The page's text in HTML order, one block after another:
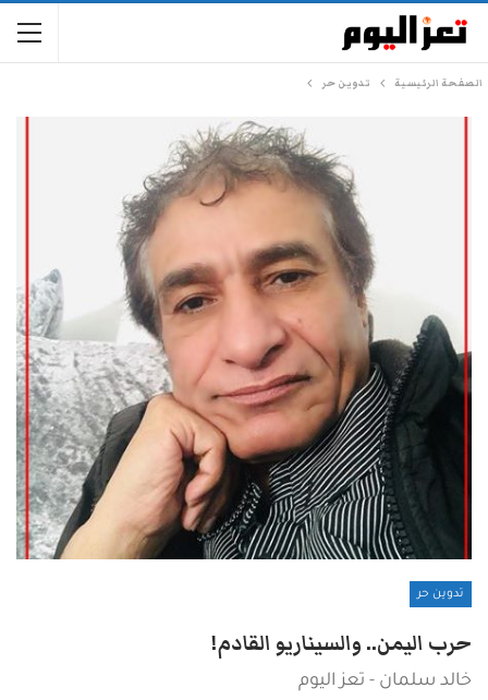
الصفحة الرئيسية تدوين حر
تدوين حر
حرب اليمن.. والسيناريو القادم!
خالد سلمان - تعز اليوم